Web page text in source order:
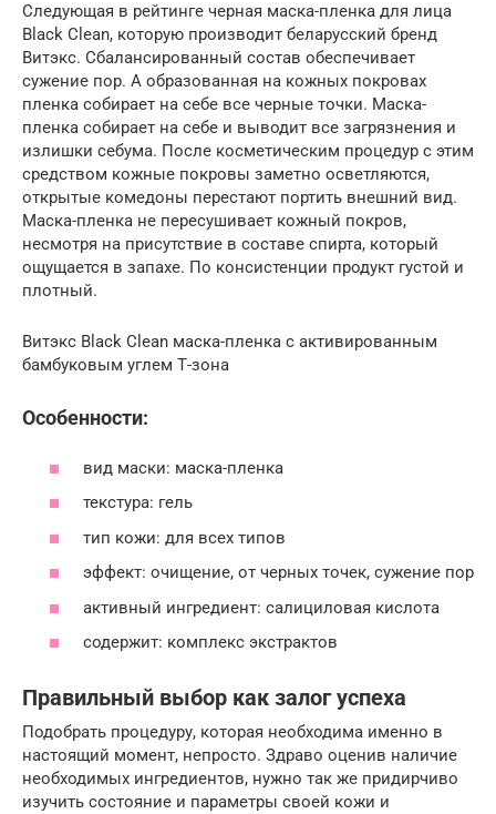
Следующая в рейтинге черная маска-пленка для лица
Black Clean, которую производит беларусский бренд
Витэкс. Сбалансированный состав обеспечивает
сужение пор. А образованная на кожных покровах
пленка собирает на себе все черные точки. Маска-
пленка собирает на себе и выводит все загрязнения и
излишки себума. После косметическим процедур с этим
средством кожные покровы заметно осветляются,
открытые комедоны перестают портить внешний вид.
Маска-пленка не пересушивает кожный покров,
несмотря на присутствие в составе спирта, который
ощущается в запахе. По консистенции продукт густой и
плотный.
Витэкс Black Clean маска-пленка с активированным
бамбуковым углем Т-зона
Особенности:
вид маски: маска-пленка
текстура: гель
тип кожи: для всех типов
эффект: очищение, от черных точек, сужение пор
активный ингредиент: салициловая кислота
содержит: комплекс экстрактов
Правильный выбор как залог успеха
Подобрать процедуру, которая необходима именно в
настоящий момент, непросто. Здраво оценив наличие
необходимых ингредиентов, нужно так же придирчиво
изучить состояние и параметры своей кожи и